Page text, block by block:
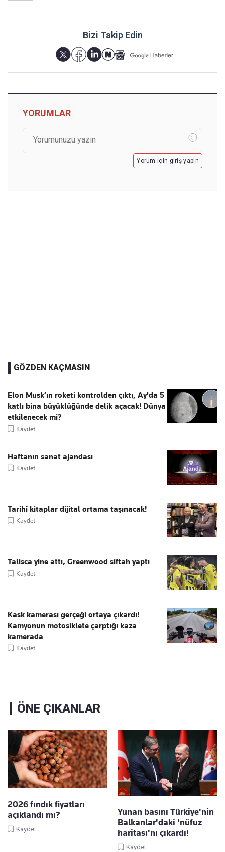
Bizi Takip Edin
YORUMLAR
Yorum için giriş yapın
GÖZDEN KAÇMASIN
Elon Musk’ın roketi kontrolden çıktı, Ay'da 5
katlı bina büyüklüğünde delik açacak! Dünya
etkilenecek mi?
Kaydet
Haftanın sanat ajandası
Kaydet
Tarihî kitaplar dijital ortama taşınacak!
Kaydet
Talisca yine attı, Greenwood siftah yaptı
Kaydet
Kask kamerası gerçeği ortaya çıkardı!
Kamyonun motosiklete çarptığı kaza
kamerada
Kaydet
ÖNE ÇIKANLAR
2026 fındık fiyatları
açıklandı mı?
Kaydet
Yunan basını Türkiye'nin
Balkanlar'daki 'nüfuz
haritası'nı çıkardı!
Kaydet